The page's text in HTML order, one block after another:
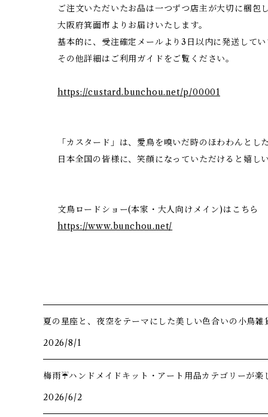
ご注文いただいたお品は一つずつ店主が大切に梱包
大阪府箕面市よりお届けいたします。
基本的に、受注確定メールより3日以内に発送してい
その他詳細はご利用ガイドをご覧ください。
https://custard.bunchou.net/p/00001
「カスタード」は、愛鳥を嗅いだ時のほわわんと
日本全国の皆様に、笑顔になっていただけると嬉し
文鳥ロードショー(本家・大人向けメイン)はこちら
https://www.bunchou.net/
夏の星座と、夜空をテーマにした美しい色合いの小鳥雑
2026/8/1
梅雨☔️ハンドメイドキット・アート用品カテゴリーが
2026/6/2